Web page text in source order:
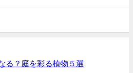
る？庭を彩る植物５選